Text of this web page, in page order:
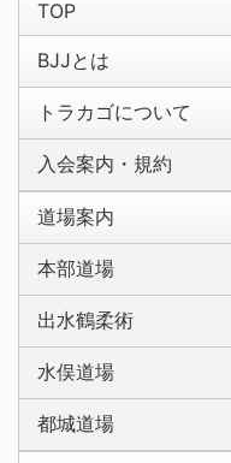
TOP
BJJとは
トラカゴについて
入会案内・規約
道場案内
本部道場
出水鶴柔術
水俣道場
都城道場